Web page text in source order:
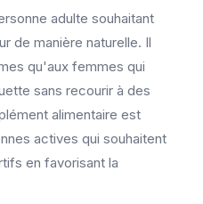
adulte souhaitant
de manière naturelle. Il
qu'aux femmes qui
sans recourir à des
alimentaire est
actives qui souhaitent
en favorisant la